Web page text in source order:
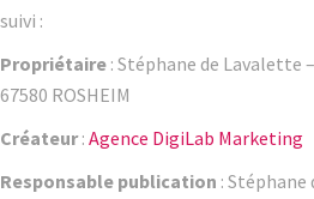
suivi :
Propriétaire : Stéphane de Lavalette
67580 ROSHEIM
Créateur: Agence DigiLab Marketing
Responsable publication : Stéphane